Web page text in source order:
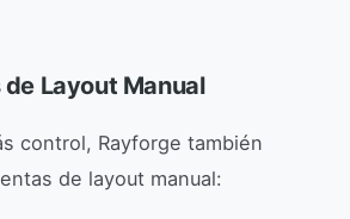
Layout Manual
control, Rayforge también
de layout manual: